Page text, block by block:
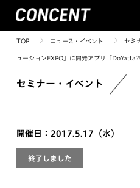
TOP ニュース・イベント セミ
ューションEXPO」に開発アプリ「
セミナー・イベント
開催日：2017.5.17（水）
終了しました